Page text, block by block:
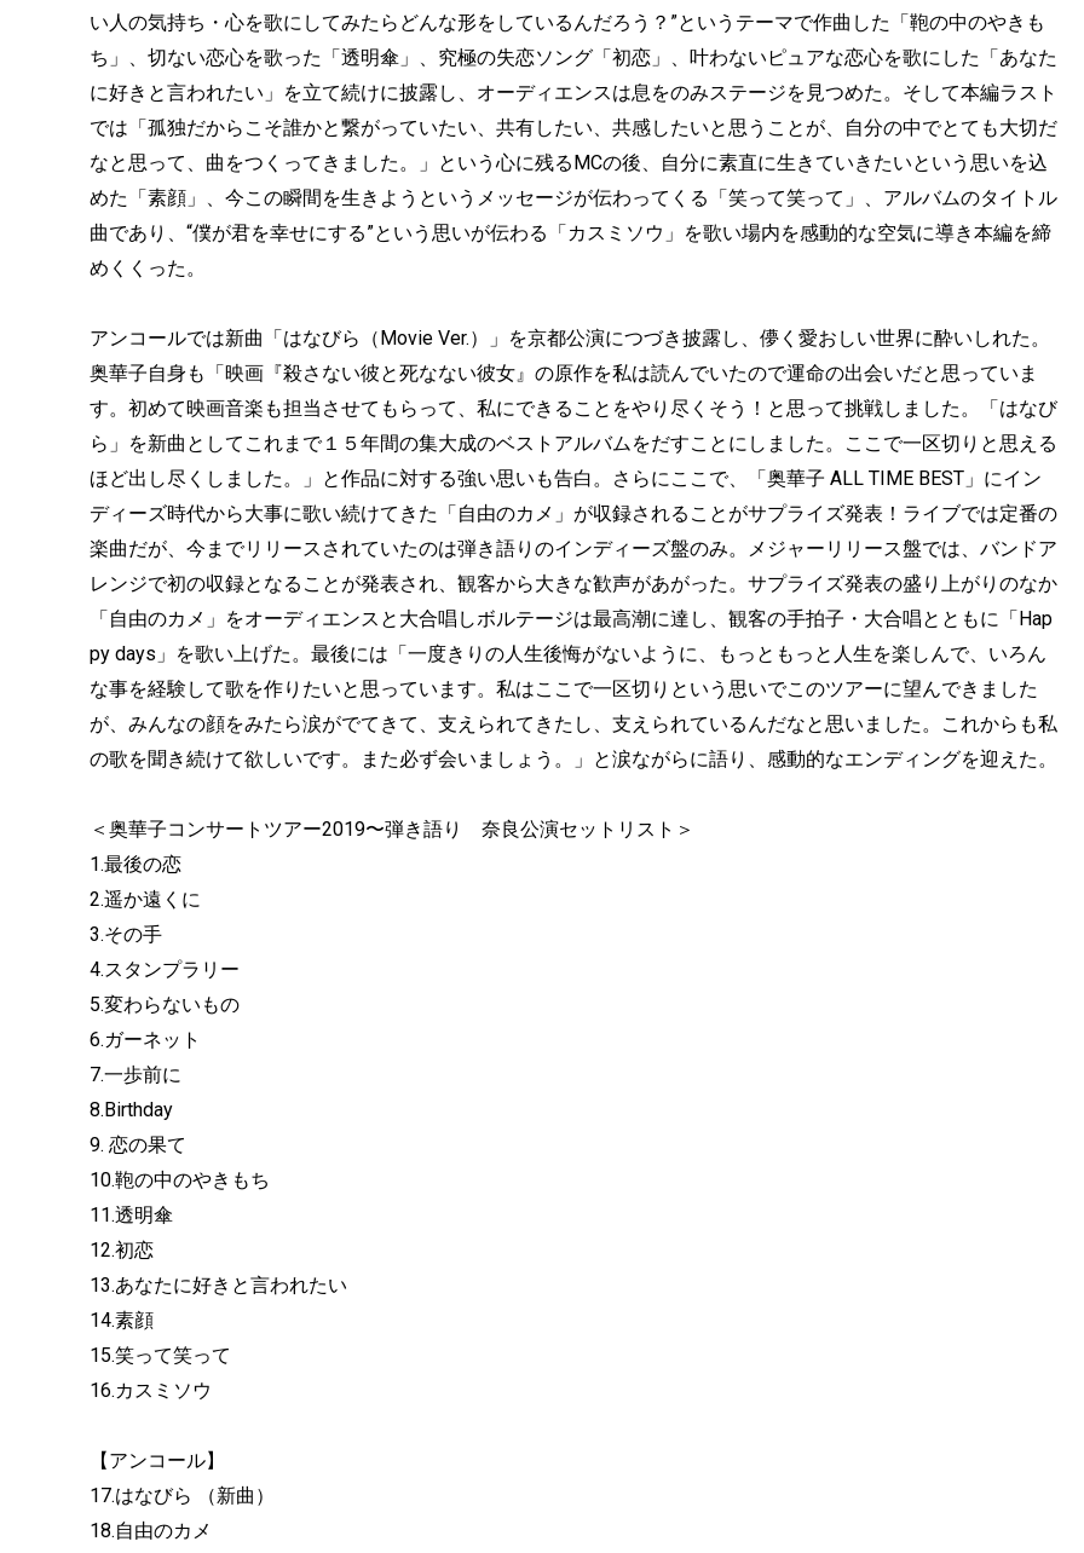
い人の気持ち・心を歌にしてみたらどんな形をしているんだろう？”というテーマで作曲した「鞄の中のやきも
ち」、切ない恋心を歌った「透明傘」、究極の失恋ソング「初恋」、叶わないピュアな恋心を歌にした「あなた
に好きと言われたい」を立て続けに披露し、オーディエンスは息をのみステージを見つめた。そして本編ラスト
では「孤独だからこそ誰かと繋がっていたい、共有したい、共感したいと思うことが、自分の中でとても大切だ
なと思って、曲をつくってきました。」という心に残るMCの後、自分に素直に生きていきたいという思いを込
めた「素顔」、今この瞬間を生きようというメッセージが伝わってくる「笑って笑って」、アルバムのタイトル
曲であり、“僕が君を幸せにする”という思いが伝わる「カスミソウ」を歌い場内を感動的な空気に導き本編を締
めくくった。
アンコールでは新曲「はなびら（Movie Ver.）」を京都公演につづき披露し、儚く愛おしい世界に酔いしれた。
奥華子自身も「映画『殺さない彼と死なない彼女』の原作を私は読んでいたので運命の出会いだと思っていま
す。初めて映画音楽も担当させてもらって、私にできることをやり尽くそう！と思って挑戦しました。「はなび
ら」を新曲としてこれまで１５年間の集大成のベストアルバムをだすことにしました。ここで一区切りと思える
ほど出し尽くしました。」と作品に対する強い思いも告白。さらにここで、「奥華子 ALL TIME BEST」にイン
ディーズ時代から大事に歌い続けてきた「自由のカメ」が収録されることがサプライズ発表！ライブでは定番の
楽曲だが、今までリリースされていたのは弾き語りのインディーズ盤のみ。メジャーリリース盤では、バンドア
レンジで初の収録となることが発表され、観客から大きな歓声があがった。サプライズ発表の盛り上がりのなか
「自由のカメ」をオーディエンスと大合唱しボルテージは最高潮に達し、観客の手拍子・大合唱とともに「Hap
py days」を歌い上げた。最後には「一度きりの人生後悔がないように、もっともっと人生を楽しんで、いろん
な事を経験して歌を作りたいと思っています。私はここで一区切りという思いでこのツアーに望んできました
が、みんなの顔をみたら涙がでてきて、支えられてきたし、支えられているんだなと思いました。これからも私
の歌を聞き続けて欲しいです。また必ず会いましょう。」と涙ながらに語り、感動的なエンディングを迎えた。
＜奥華子コンサートツアー2019〜弾き語り 奈良公演セットリスト＞
1.最後の恋
2.遥か遠くに
3.その手
4.スタンプラリー
5.変わらないもの
6.ガーネット
7.一歩前に
8.Birthday
9. 恋の果て
10.鞄の中のやきもち
11.透明傘
12.初恋
13.あなたに好きと言われたい
14.素顔
15.笑って笑って
16.カスミソウ
【アンコール】
17.はなびら （新曲）
18.自由のカメ